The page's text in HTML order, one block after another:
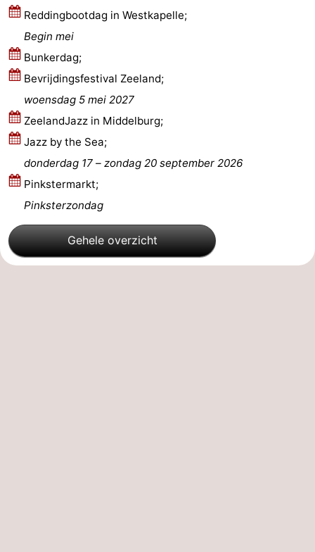
de
Mantelingen
Domburg
-
Westkapelle
-
Zoutelande
-
Natuur
Walcherse
bos
-
Vlissingen
-
Middelburg
Zeeuws-
Vlaanderen
Nieuwvliet
-
Sluis
-
Reddingbootdag in Westkapelle;
Begin mei
Bunkerdag;
Bevrijdingsfestival Zeeland;
woensdag 5 mei 2027
ZeelandJazz in Middelburg;
Jazz by the Sea;
donderdag 17 – zondag 20 september 2026
Pinkstermarkt;
Pinksterzondag
Gehele overzicht